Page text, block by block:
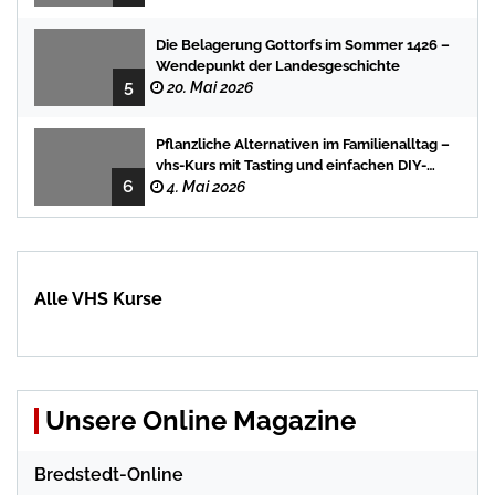
5
Die Belagerung Gottorfs im Sommer 1426 –
Wendepunkt der Landesgeschichte
20. Mai 2026
6
Pflanzliche Alternativen im Familienalltag –
vhs-Kurs mit Tasting und einfachen DIY-
Rezepten
4. Mai 2026
Alle VHS Kurse
Unsere Online Magazine
Bredstedt-Online